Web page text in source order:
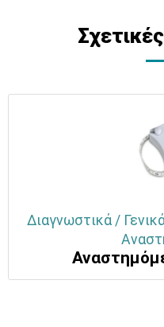
Διαγνωστικά /